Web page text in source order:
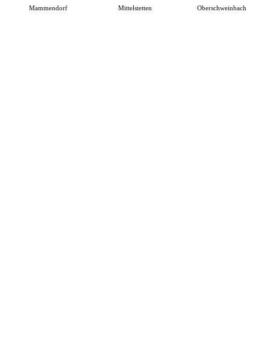
Mammendorf Mittelstetten Oberschweinbach